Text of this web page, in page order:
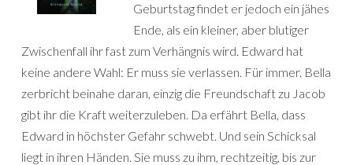
Geburtstag findet er jedoch ein jähes
Ende, als ein kleiner, aber blutiger
Zwischenfall ihr fast zum Verhängnis wird. Edward hat
keine andere Wahl: Er muss sie verlassen. Für immer. Bella
zerbricht beinahe daran, einzig die Freundschaft zu Jacob
gibt ihr die Kraft weiterzuleben. Da erfährt Bella, dass
Edward in höchster Gefahr schwebt. Und sein Schicksal
liegt in ihren Händen. Sie muss zu ihm, rechtzeitig, bis zur